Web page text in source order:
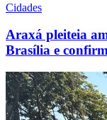
Cidades
Araxá pleiteia
Brasília e